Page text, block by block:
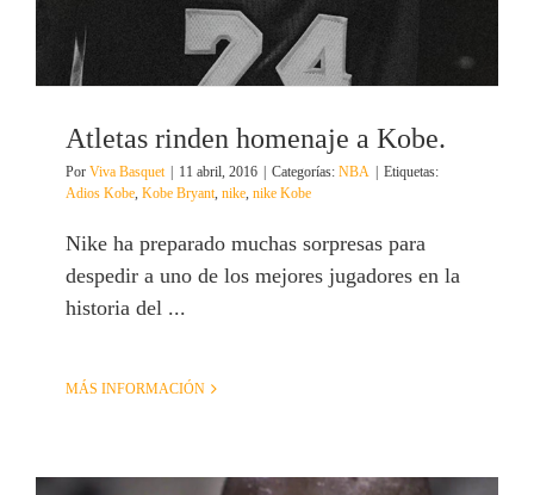
Atletas rinden homenaje a Kobe.
Por Viva Basquet 11 abril, 2016 Categorías: NBA
Etiquetas:
Adios Kobe, Kobe Bryant, nike, nike Kobe
Nike ha preparado muchas sorpresas para
despedir a uno de los mejores jugadores en la
historia del ...
MÁS INFORMACIÓN